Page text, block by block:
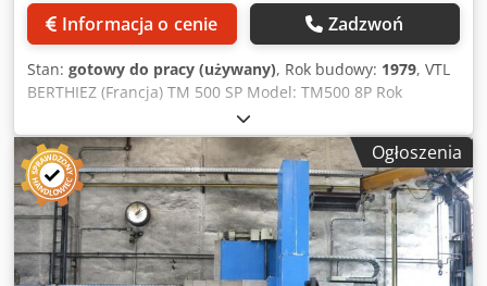
Informacja o cenie Zadzwoń
Stan: gotowy do pracy (używany), Rok budowy: 1979, VTL
BERTHIEZ (Francja) TM 500 SP Model: TM500 8P Rok
produkcji: 1979 Średnica uchwytu: 6300 mm Maks.
toczenie: 15000 mm Maks. wysokość obrabianego
przedmiotu: 4000 mm Przesuw ramienia: 3600 mm Moc
głównego silnika: 100 kW Maks. masa detalu: 80 t Przekrój
suportu bocznego: 360x360 mm Dsdjx Dbydopfx Aquokr
Przesuw suportu bocznego: 2500 mm Masa maszyny ok.
230 ton Dostępny film Dostępne głowice frezujące i
dłutownice
Ogłoszenia